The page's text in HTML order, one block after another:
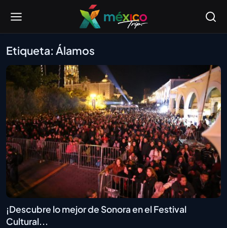
Etiqueta: Álamos
¡Descubre lo mejor de Sonora en el Festival
Cultural...